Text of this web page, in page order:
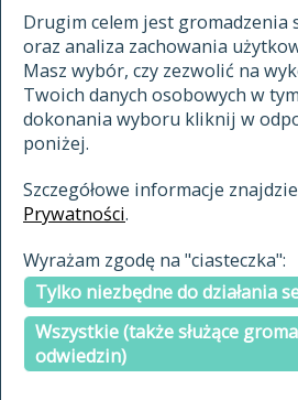
Drugim celem jest gromadzenia
oraz analiza zachowania
Masz wybór, czy zezwolić na
Twoich danych osobowych w
dokonania wyboru kliknij w
poniżej.
Szczegółowe informacje
Prywatności.
Wyrażam zgodę na "ciasteczka":
Tylko niezbędne do działania
Wszystkie (także służące
odwiedzin)
materiały archiwalne
cytowanie
kontakt
indeksie
a fronte